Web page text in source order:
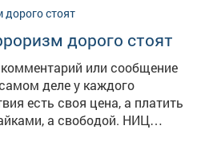
красным и зелёным
чтобы предупреждать о
светофоры начали
дорого стоят
или сообщение
деле у каждого
есть своя цена, а платить
а свободой. НИЦ
подготовил «прайс-
показывает последствия